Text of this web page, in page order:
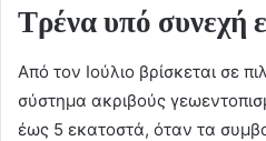
Τρένα υπό συνεχή
Από τον Ιούλιο βρίσκεται σε
σύστημα ακριβούς
έως 5 εκατοστά, όταν τα